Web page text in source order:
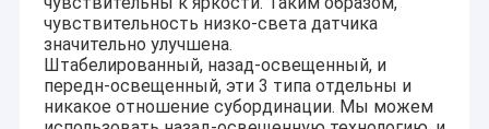
чувствительность низко-света датчика
значительно улучшена.
Штабелированный, назад-освещенный, и
передн-освещенный, эти 3 типа отдельны и
никакое отношение субординации. Мы можем